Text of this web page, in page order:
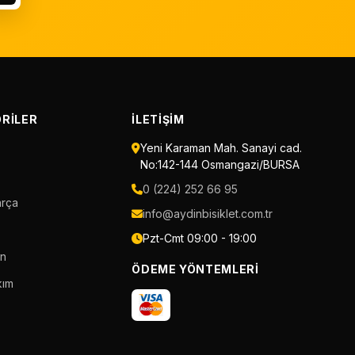
İLETIŞIM
Yeni Karaman Mah. Sanayi cad.
No:142-144 Osmangazi/BURSA
0 (224) 252 66 95
info@aydinbisiklet.com.tr
Pzt-Cmt 09:00 - 19:00
ÖDEME YÖNTEMLERI